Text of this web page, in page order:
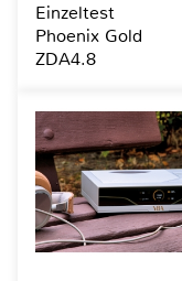
Einzeltest
Phoenix Gold
ZDA4.8